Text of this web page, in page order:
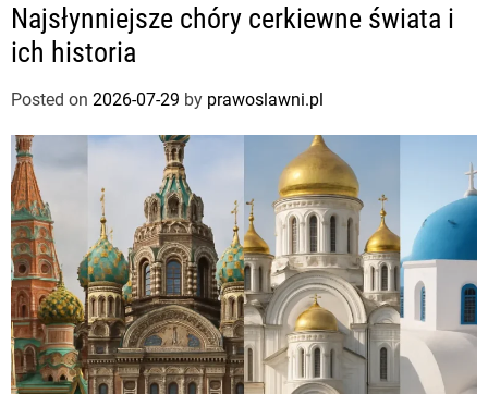
Najsłynniejsze chóry cerkiewne świata i
ich historia
Posted on 2026-07-29 by prawoslawni.pl